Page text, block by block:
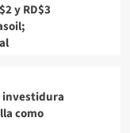
y RD$3
investidura
como